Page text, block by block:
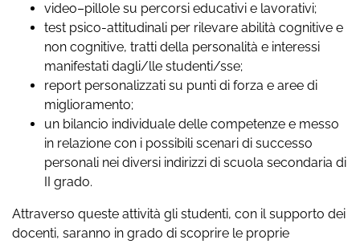
video–pillole su percorsi educativi e lavorativi;
test psico-attitudinali per rilevare abilità cognitive e
non cognitive, tratti della personalità e interessi
manifestati dagli/lle studenti/sse;
report personalizzati su punti di forza e aree di
miglioramento;
un bilancio individuale delle competenze e messo
in relazione con i possibili scenari di successo
personali nei diversi indirizzi di scuola secondaria di
II grado.
Attraverso queste attività gli studenti, con il supporto dei
docenti, saranno in grado di scoprire le proprie